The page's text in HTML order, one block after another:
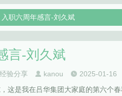
入职六周年感言-刘久斌
言-刘久斌
经验分享 kanou 2025-01-16
这是我在吕华集团大家庭的第六个